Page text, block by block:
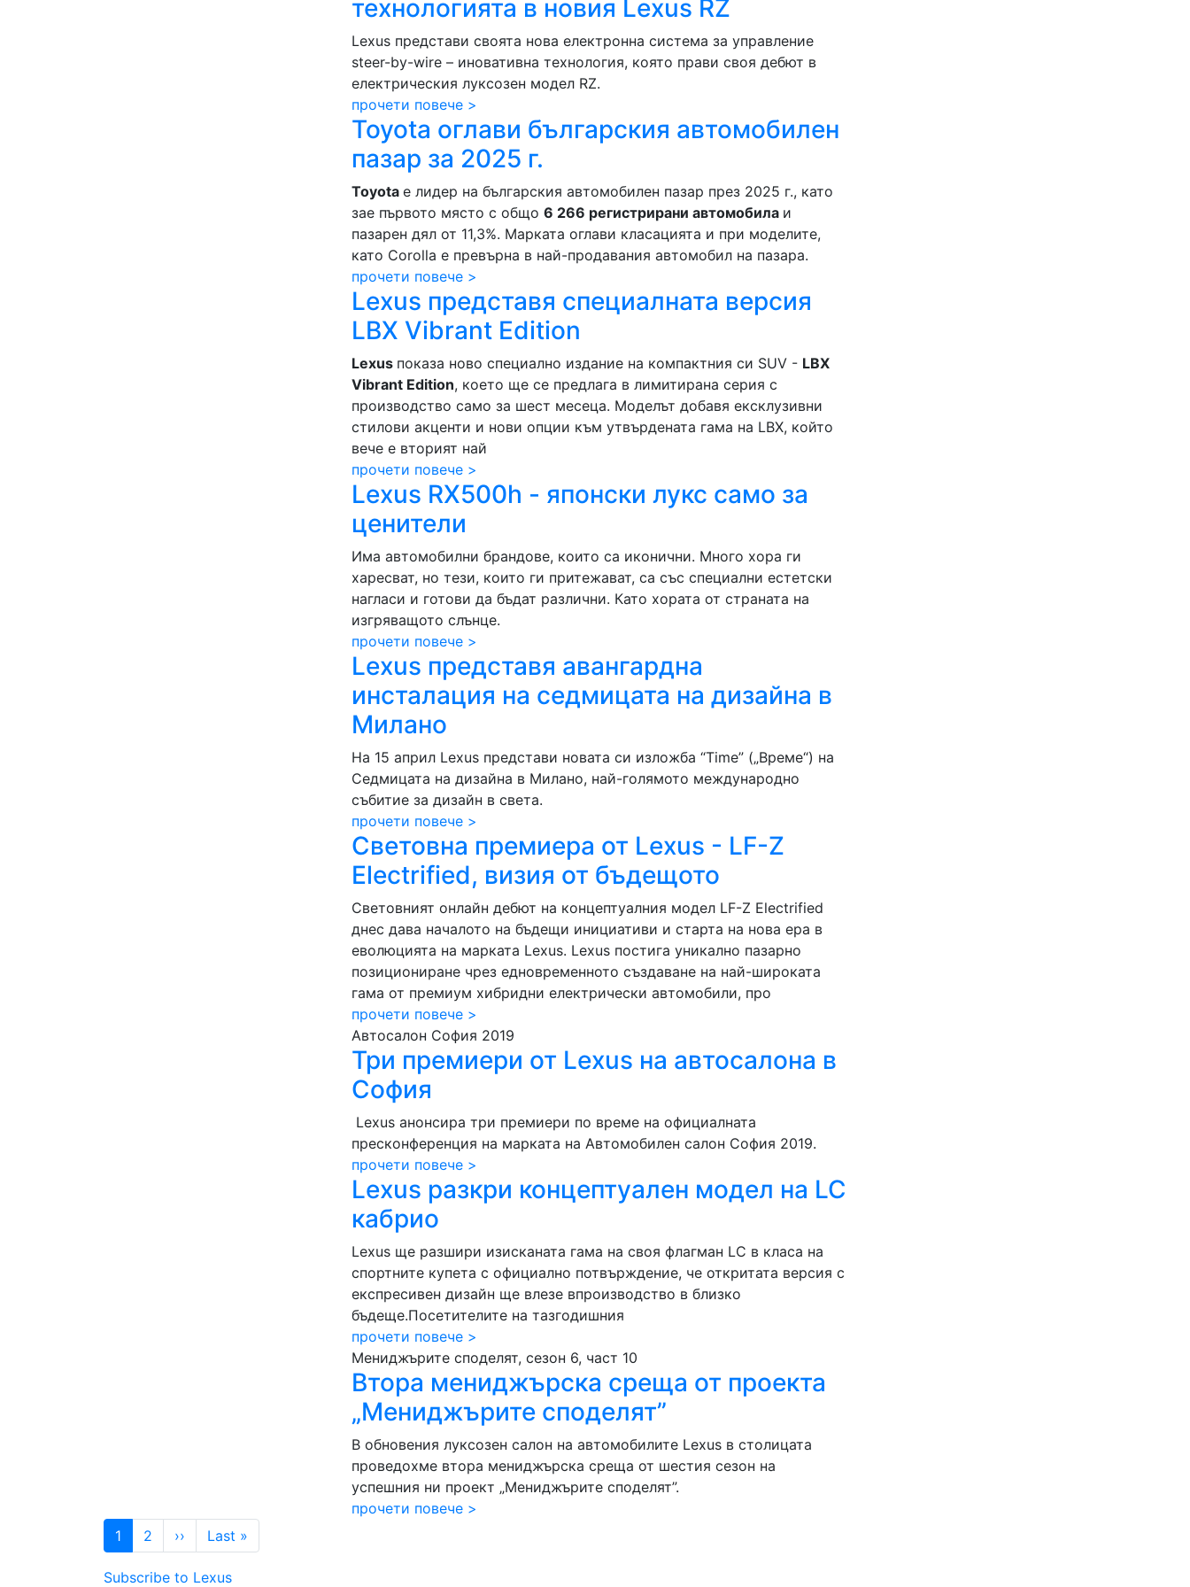
технологията в новия Lexus RZ
Lexus представи своята нова електронна система за управление
steer-by-wire – иновативна технология, която прави своя дебют в
електрическия луксозен модел RZ.
прочети повече >
Toyota оглави българския автомобилен
пазар за 2025 г.
Toyota е лидер на българския автомобилен пазар през 2025 г., като
зае първото място с общо 6 266 регистрирани автомобила и
пазарен дял от 11,3%. Марката оглави класацията и при моделите,
като Corolla е превърна в най-продавания автомобил на пазара.
прочети повече >
Lexus представя специалната версия
LBX Vibrant Edition
Lexus показа ново специално издание на компактния си SUV - LBX
Vibrant Edition, което ще се предлага в лимитирана серия с
производство само за шест месеца. Моделът добавя ексклузивни
стилови акценти и нови опции към утвърдената гама на LBX, който
вече е вторият най
прочети повече >
Lexus RX500h - японски лукс само за
ценители
Има автомобилни брандове, които са иконични. Много хора ги
харесват, но тези, които ги притежават, са със специални естетски
нагласи и готови да бъдат различни. Като хората от страната на
изгряващото слънце.
прочети повече >
Lexus представя авангардна
инсталация на седмицата на дизайна в
Милано
На 15 април Lexus представи новата си изложба “Time” („Време“) на
Седмицата на дизайна в Милано, най-голямото международно
събитие за дизайн в света.
прочети повече >
Световна премиера от Lexus - LF-Z
Electrified, визия от бъдещото
Световният онлайн дебют на концептуалния модел LF-Z Electrified
днес дава началото на бъдещи инициативи и старта на нова ера в
еволюцията на марката Lexus. Lexus постига уникално пазарно
позициониране чрез едновременното създаване на най-широката
гама от премиум хибридни електрически автомобили, про
прочети повече >
Автосалон София 2019
Три премиери от Lexus на автосалона в
София
Lexus анонсира три премиери по време на официалната
пресконференция на марката на Автомобилен салон София 2019.
прочети повече >
Lexus разкри концептуален модел на LC
кабрио
Lexus ще разшири изисканата гама на своя флагман LC в класа на
спортните купета с официално потвърждение, че откритата версия с
експресивен дизайн ще влезе впроизводство в близко
бъдеще.Посетителите на тазгодишния
прочети повече >
Мениджърите споделят, сезон 6, част 10
Втора мениджърска среща от проекта
„Мениджърите споделят”
В обновения луксозен салон на автомобилите Lexus в столицата
проведохме втора мениджърска среща от шестия сезон на
успешния ни проект „Мениджърите споделят”.
прочети повече >
Pagination
1 2 ›› Next page
Last »
Subscribe to Lexus